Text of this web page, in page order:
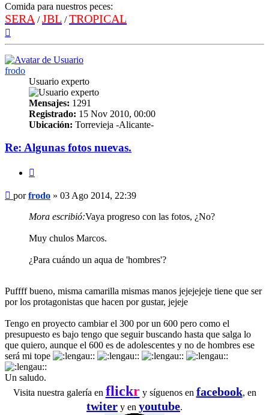
Comida para nuestros peces:
SERA /JBL /TROPICAL
frodo
Usuario experto
Mensajes: 1291
Registrado: 15 Nov 2010, 00:00
Ubicación: Torrevieja -Alicante-
Re: Algunas fotos nuevas.
Mensaje
porfrodo » 03 Ago 2014, 22:39
Mora escribió:Vaya progreso con las fotos, ¿No?
Muy chulos Marcos.
¿Para cuándo un aqua de 'hombres'?
Puffff bueno, misma camarilla mismas manos jejejejeje tiene que ser
por los protagonistas que hacen por gustar, jejeje
Tengo en proyecto cambiar el 300 por un 600 pero como el
presupuesto es bajo tengo que seguir buscando hasta que salga lo
que quiero, aunque el 600 es de adolescentes y no de hombres ese
será mi tope
Un saludo.
Visita nuestra galería en flickry síguenos en facebook, en
twiter y en youtube.